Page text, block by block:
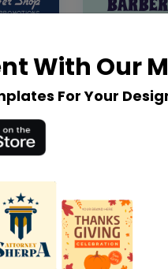
With Our
For Your